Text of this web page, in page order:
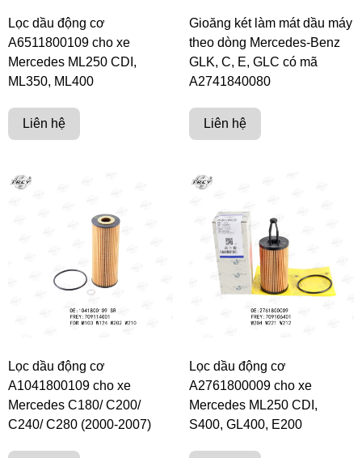
Lọc dầu động cơ
A6511800109 cho xe
Mercedes ML250 CDI,
ML350, ML400
Liên hệ
Gioăng két làm mát dầu máy
theo dòng Mercedes-Benz
GLK, C, E, GLC có mã
A2741840080
Liên hệ
Lọc dầu động cơ
A1041800109 cho xe
Mercedes C180/ C200/
C240/ C280 (2000-2007)
Lọc dầu động cơ
A2761800009 cho xe
Mercedes ML250 CDI,
S400, GL400, E200